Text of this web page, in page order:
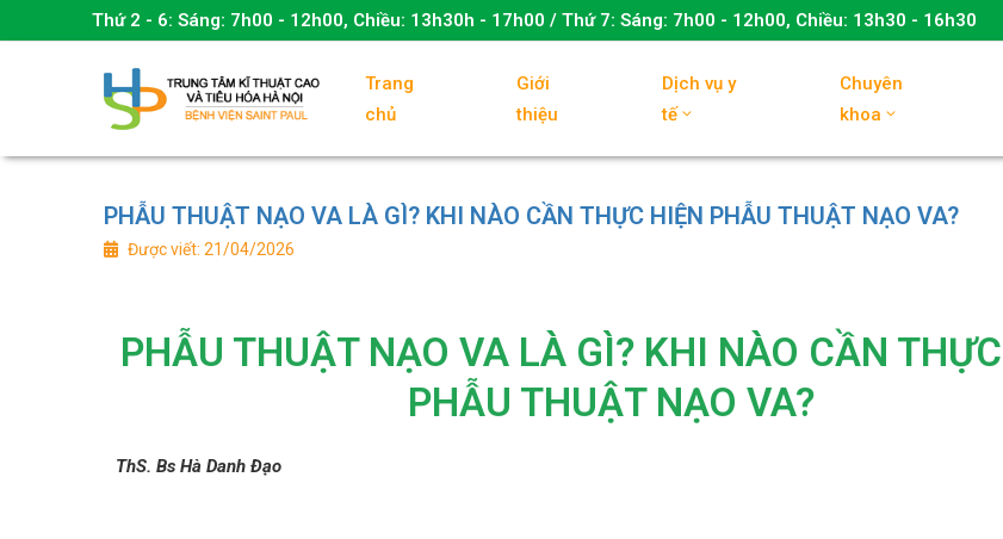
Thứ 2 - 6: Sáng: 7h00 - 12h00, Chiều: 13h30h - 17h00 / Thứ 7: Sáng: 7h00 - 12h00, Chiều: 13h30 - 16h30
Trang
chủ
Giới
thiệu
Dịch vụ y
tế
Chuyên
khoa
PHẪU THUẬT NẠO VA LÀ GÌ? KHI NÀO CẦN THỰC HIỆN PHẪU THUẬT NẠO VA?
Được viết: 21/04/2026
PHẪU THUẬT NẠO VA LÀ GÌ? KHI NÀO CẦN
PHẪU THUẬT NẠO VA?
ThS. Bs Hà Danh Đạo